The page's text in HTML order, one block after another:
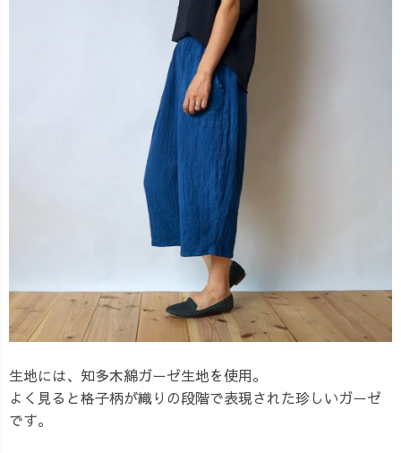
生地には、知多木綿ガーゼ生地を使用。
よく見ると格子柄が織りの段階で表現された珍しいガーゼ
です。